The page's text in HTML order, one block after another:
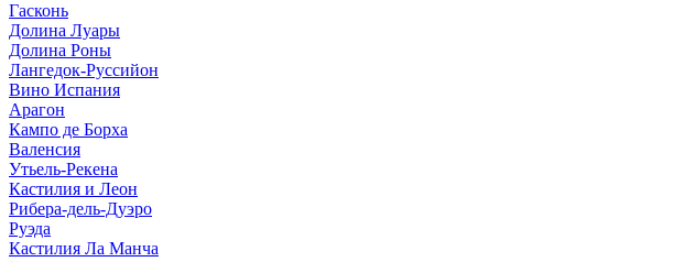
Гасконь
Долина Луары
Долина Роны
Лангедок-Руссийон
Вино Испания
Арагон
Кампо де Борха
Валенсия
Утьель-Рекена
Кастилия и Леон
Рибера-дель-Дуэро
Руэда
Кастилия Ла Манча